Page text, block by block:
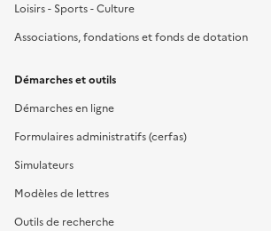
Loisirs - Sports - Culture
Associations, fondations et fonds de dotation
Démarches et outils
Démarches en ligne
Formulaires administratifs (cerfas)
Simulateurs
Modèles de lettres
Outils de recherche